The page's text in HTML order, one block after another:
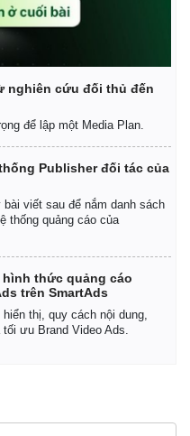
nghiên cứu đối thủ đến
để lập một Media Plan.
Publisher đối tác của
bài viết sau để nắm danh sách
thống quảng cáo của
thức quảng cáo
trên SmartAds
thị, quy cách nội dung,
ưu Brand Video Ads.